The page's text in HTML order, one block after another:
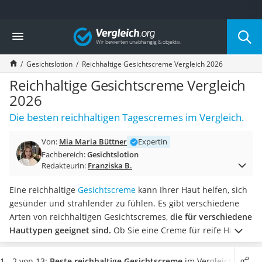
Die beliebtesten Vergleiche nach Kategorie
Drogerie
Inhalator
Haarschneider
Rollator
Braun Rasierer
Katzenklappe (Chip)
Rasierer
Massagepistole
Epilierer
Eiweißpulver
Magnesiumpräparat
Katzenklappe
Nackenmassagegerät
Zeckenschutz Katze
Vergleich
Gesichtslotion Reichhaltige Gesichtscreme Vergleich 2026
Reichhaltige Gesichtscreme Vergleich
2026
Die besten reichhaltigen Tagescremes im Vergleich.
Von: Mia Maria Büttner
Expertin
Fachbereich:Gesichtslotion
Redakteurin: Franziska B.
Eine reichhaltige Gesichtscreme kann Ihrer Haut helfen, sich
gesünder und strahlender zu fühlen. Es gibt verschiedene
Arten von reichhaltigen Gesichtscremes, die für verschiedene
Hauttypen geeignet sind. Ob Sie eine Creme für reife Haut
ab 60 Jahren oder für empfindliche Haut suchen, es gibt eine
Vielzahl von Optionen zur Auswahl. Reichhaltige